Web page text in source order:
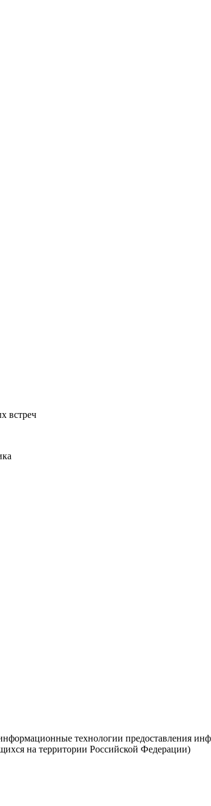
встреч
технологии предоставления
на территории Российской Федерации)